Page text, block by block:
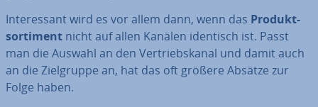
In­ter­es­sant wird es vor allem dann, wenn das Pro­dukt­
sor­ti­ment nicht auf allen Kanälen identisch ist. Passt
man die Auswahl an den Ver­triebs­ka­nal und damit auch
an die Ziel­grup­pe an, hat das oft größere Absätze zur
Folge haben.